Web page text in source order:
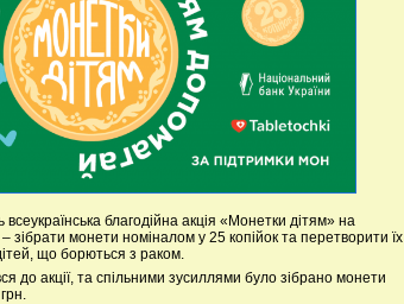
благодійна акція «Монетки дітям» на
зібрати монети номіналом у 25 копійок та перетворити їх
що борються з раком.
до акції, та спільними зусиллями було зібрано монети